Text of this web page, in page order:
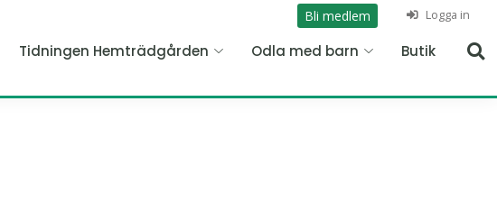
Bli medlem Logga in
Tidningen Hemträdgården Odla med barn Butik